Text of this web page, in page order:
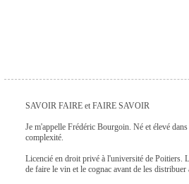
SAVOIR FAIRE et FAIRE SAVOIR
Je m'appelle Frédéric Bourgoin. Né et élevé
complexité.
Licencié en droit privé à l'université de Poitiers.
de faire le vin et le cognac avant de les